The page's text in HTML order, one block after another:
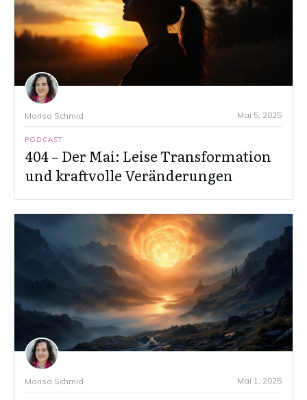
Marisa Schmid Mai 5, 2025
PODCAST
404 – Der Mai: Leise Transformation
und kraftvolle Veränderungen
Marisa Schmid Mai 1, 2025